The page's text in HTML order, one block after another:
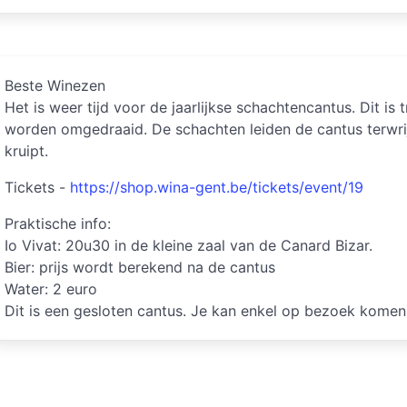
Beste Winezen
Het is weer tijd voor de jaarlijkse schachtencantus. Dit is
worden omgedraaid. De schachten leiden de cantus
kruipt.
Tickets - https://shop.wina-gent.be/tickets/event/19
Praktische info:
Io Vivat: 20u30 in de kleine zaal van de Canard Bizar.
Bier: prijs wordt berekend na de cantus
Water: 2 euro
Dit is een gesloten cantus. Je kan enkel op bezoek